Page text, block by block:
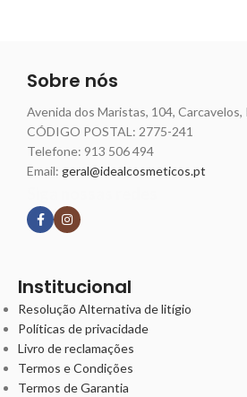
Sobre nós
Avenida dos Maristas, 104, Carcavelos,
CÓDIGO POSTAL: 2775-241
Telefone: 913 506 494
Email: geral@idealcosmeticos.pt
Institucional
Resolução Alternativa de litígio
Políticas de privacidade
Livro de reclamações
Termos e Condições
Termos de Garantia